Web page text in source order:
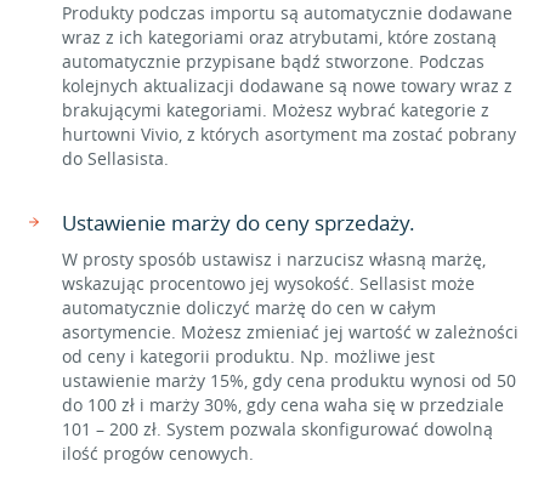
Produkty podczas importu są automatycznie dodawane
wraz z ich kategoriami oraz atrybutami, które zostaną
automatycznie przypisane bądź stworzone. Podczas
kolejnych aktualizacji dodawane są nowe towary wraz z
brakującymi kategoriami. Możesz wybrać kategorie z
hurtowni Vivio, z których asortyment ma zostać pobrany
do Sellasista.
Ustawienie marży do ceny sprzedaży.
W prosty sposób ustawisz i narzucisz własną marżę,
wskazując procentowo jej wysokość. Sellasist może
automatycznie doliczyć marżę do cen w całym
asortymencie. Możesz zmieniać jej wartość w zależności
od ceny i kategorii produktu. Np. możliwe jest
ustawienie marży 15%, gdy cena produktu wynosi od 50
do 100 zł i marży 30%, gdy cena waha się w przedziale
101 – 200 zł. System pozwala skonfigurować dowolną
ilość progów cenowych.